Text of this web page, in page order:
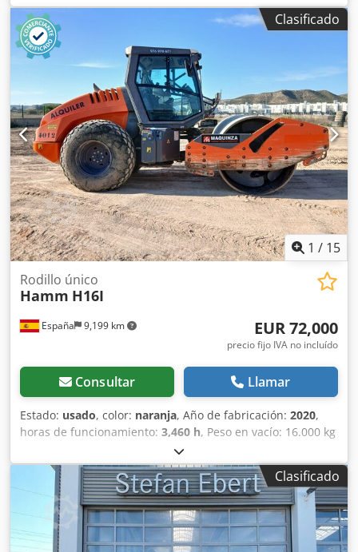
230 x 299 cm Tipo de motor: Deutz DEUTZ TCD4.1 L-4
Csdpox Sqhijfx Abxjrf Ubicación: Sagunto (Valencia) Rodillo
de compactación usado, de hombre sentado marca Bomag
, modelo BW216 D5 . Se trata de una apisonadora de
ruedas y un solo tambor de 16 toneladas. Este versátil
compactador se adapta sin problema a cualquier lugar del
trabajo, proporcionando resultados de compactación y
apisonamiento líderes del sector en obras pequeñas o
medianas, en trabajos de construcción de infraestructura
de transporte como carreteras o construcción de edificios.
El rodillo compactador de ocasión BW216 D5 tiene un peso
de 15.990 kg. y una anchura de tambor de 2,13 m. Ancho
de tambor: 2.130 mm Diámetro de tambor: 1.500 mm
Capacidad de depósito: 250 l Amplitud: 2,10/1,10 mm CE
Clasificado
1 / 15
España 9,199 km
Rodillo único
Hamm H16I
EUR 72,000
precio fijo IVA no incluído
Consultar Llamar
Estado: usado, color: naranja, Año de fabricación: 2020,
horas de funcionamiento: 3,460 h, Peso en vacío: 16.000 kg
Dimensiones (lxanxal): 595 x 231 x 296 cm Ubicación: El
Burgo de Ebro (Zaragoza) Este rodillo autopropulsado con
un peso de 16.430 kg., tiene una anchura de compactación
de 2.140 mm. Es un rodillo de altas prestaciones con un
papel esencial en el proceso de construcción. Ancho de
tambor: 2.140 mm Diámetro de tambor: 1.504 mm
Capacidad de depósito: 290 l Amplitud: 2,13/1,37 mm
Clasificado